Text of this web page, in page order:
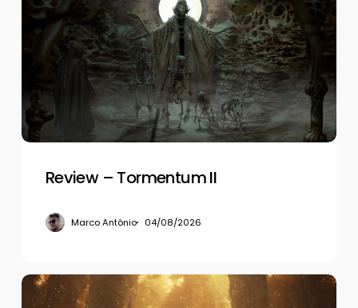
Tormentum
Review – Tormentum II
Marco Antônio 04/08/2026
Review
–